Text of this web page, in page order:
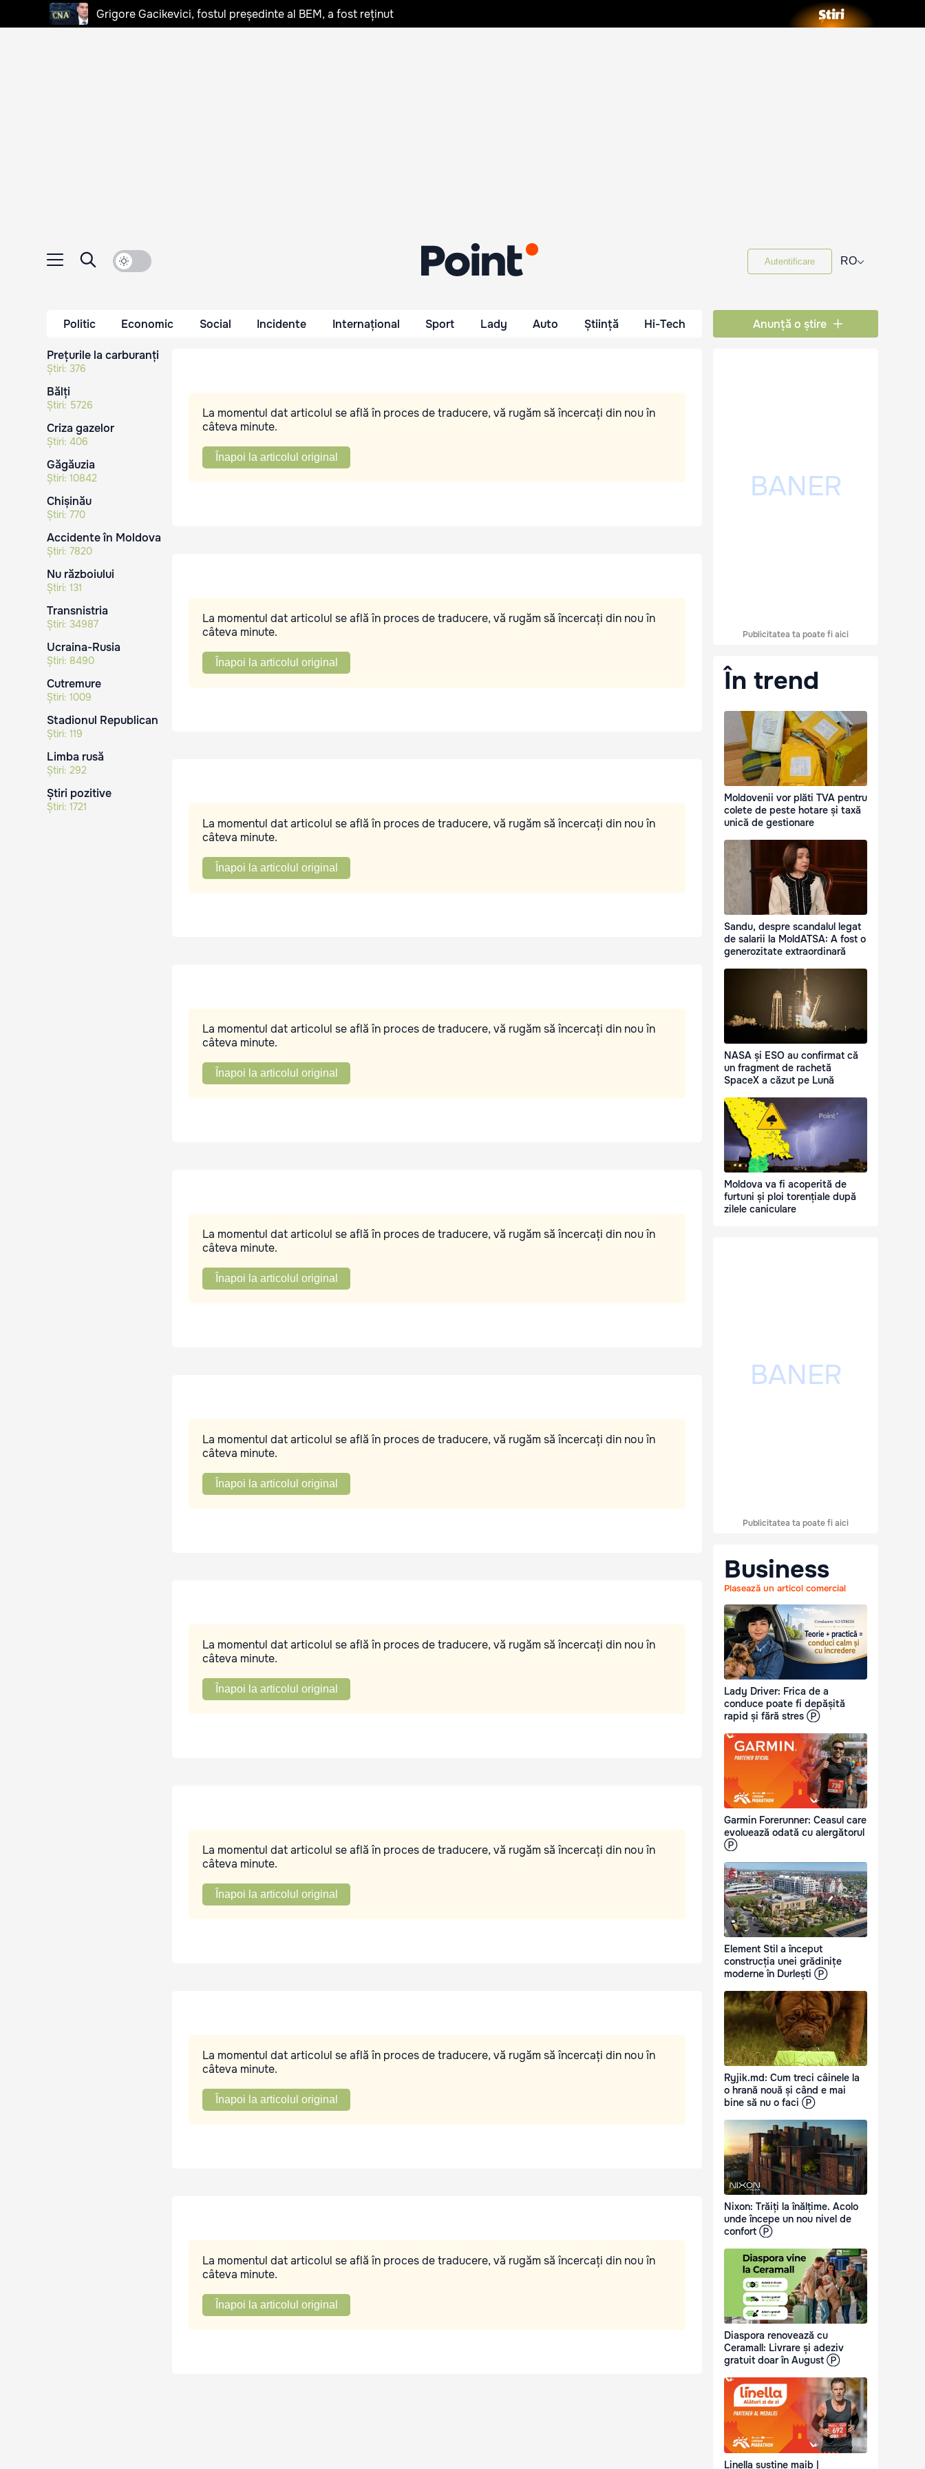
Grigore Gacikevici, fostul președinte al BEM, a fost reținut
Autentificare RO⌵
Politic Economic Social Incidente Internațional Sport Lady Auto Știință Hi-Tech Anunță o știre
Prețurile la carburanți
Știri: 376
Bălți
Știri: 5726
Criza gazelor
Știri: 406
Găgăuzia
Știri: 10842
Chișinău
Știri: 770
Accidente în Moldova
Știri: 7820
Nu războiului
Știri: 131
Transnistria
Știri: 34987
Ucraina-Rusia
Știri: 8490
Cutremure
Știri: 1009
Stadionul Republican
Știri: 119
Limba rusă
Știri: 292
Știri pozitive
Știri: 1721
La momentul dat articolul se află în proces de traducere, vă rugăm să încercați din nou în
câteva minute.
Înapoi la articolul original
La momentul dat articolul se află în proces de traducere, vă rugăm să încercați din nou în
câteva minute.
Înapoi la articolul original
La momentul dat articolul se află în proces de traducere, vă rugăm să încercați din nou în
câteva minute.
Înapoi la articolul original
La momentul dat articolul se află în proces de traducere, vă rugăm să încercați din nou în
câteva minute.
Înapoi la articolul original
La momentul dat articolul se află în proces de traducere, vă rugăm să încercați din nou în
câteva minute.
Înapoi la articolul original
La momentul dat articolul se află în proces de traducere, vă rugăm să încercați din nou în
câteva minute.
Înapoi la articolul original
La momentul dat articolul se află în proces de traducere, vă rugăm să încercați din nou în
câteva minute.
Înapoi la articolul original
La momentul dat articolul se află în proces de traducere, vă rugăm să încercați din nou în
câteva minute.
Înapoi la articolul original
La momentul dat articolul se află în proces de traducere, vă rugăm să încercați din nou în
câteva minute.
Înapoi la articolul original
La momentul dat articolul se află în proces de traducere, vă rugăm să încercați din nou în
câteva minute.
Înapoi la articolul original
Publicitatea ta poate fi aici
În trend
Moldovenii vor plăti TVA pentru
colete de peste hotare și taxă
unică de gestionare
Sandu, despre scandalul legat
de salarii la MoldATSA: A fost o
generozitate extraordinară
NASA și ESO au confirmat că
un fragment de rachetă
SpaceX a căzut pe Lună
Moldova va fi acoperită de
furtuni și ploi torențiale după
zilele caniculare
Publicitatea ta poate fi aici
Business
Plasează un articol comercial
Lady Driver: Frica de a
conduce poate fi depășită
rapid și fără stres Ⓟ
Garmin Forerunner: Ceasul care
evoluează odată cu alergătorul
Ⓟ
Element Stil a început
construcția unei grădinițe
moderne în Durlești Ⓟ
Ryjik.md: Cum treci câinele la
o hrană nouă și când e mai
bine să nu o faci Ⓟ
Nixon: Trăiți la înălțime. Acolo
unde începe un nou nivel de
confort Ⓟ
Diaspora renovează cu
Ceramall: Livrare și adeziv
gratuit doar în August Ⓟ
Linella susține maib |